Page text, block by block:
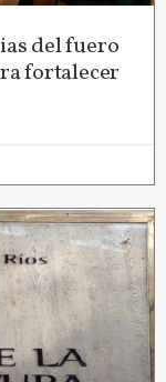
del fuero
fortalecer